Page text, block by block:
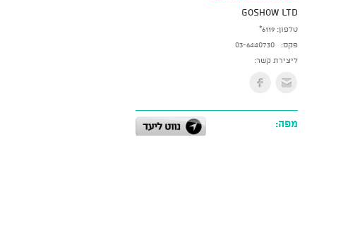
GoShow LTD
טלפון: *6119
פקס:
03-6440730
ליצירת קשר:
מפה: